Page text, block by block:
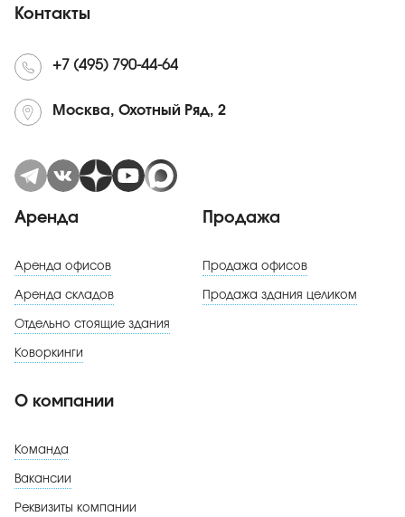
Контакты
+7 (495) 790-44-64
Москва, Охотный Ряд, 2
Аренда
Аренда офисов
Аренда складов
Отдельно стоящие здания
Коворкинги
Продажа
Продажа офисов
Продажа здания целиком
О компании
Команда
Вакансии
Реквизиты компании